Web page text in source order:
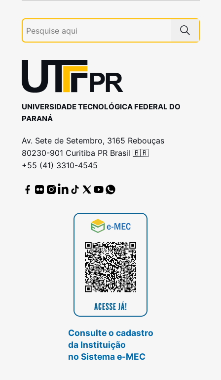
UNIVERSIDADE TECNOLÓGICA FEDERAL DO
PARANÁ
Av. Sete de Setembro, 3165 Rebouças
80230-901 Curitiba PR Brasil 🇧🇷
+55 (41) 3310-4545
Consulte o cadastro
da Instituição
no Sistema e-MEC